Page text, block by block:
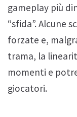
gameplay più
“sfida”. Alcune
forzate e,
trama, la
momenti e
giocatori.